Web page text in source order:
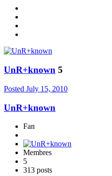
UnR+known 5
Posted July 15, 2010
UnR+known
Fan
Membres
5
313 posts